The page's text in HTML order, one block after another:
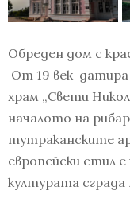
Обреден дом с
От 19 век
храм „Свети
началото на
тутраканските
европейски стил
културата сграда